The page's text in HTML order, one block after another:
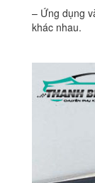
– Ứng dụng
khác nhau.